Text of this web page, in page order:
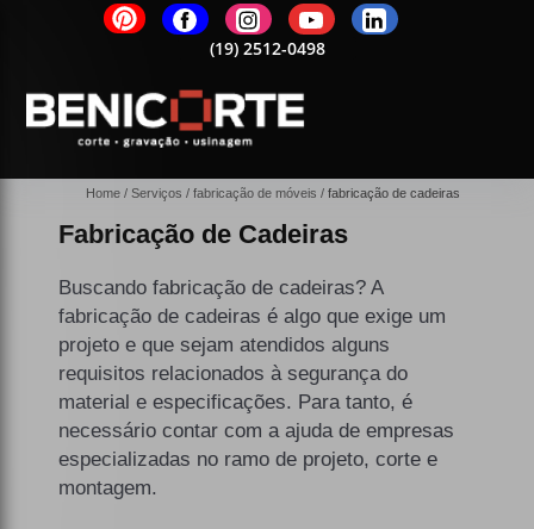
(19) 2512-0498
Home Serviços fabricação de móveis fabricação de cadeiras
Fabricação de Cadeiras
Buscando fabricação de cadeiras? A
fabricação de cadeiras é algo que exige um
projeto e que sejam atendidos alguns
requisitos relacionados à segurança do
material e especificações. Para tanto, é
necessário contar com a ajuda de empresas
especializadas no ramo de projeto, corte e
montagem.